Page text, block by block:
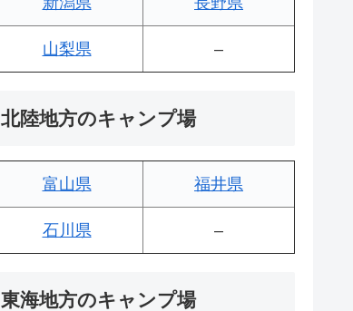
山梨県 –
北陸地方のキャンプ場
富山県 福井県
石川県 –
東海地方のキャンプ場